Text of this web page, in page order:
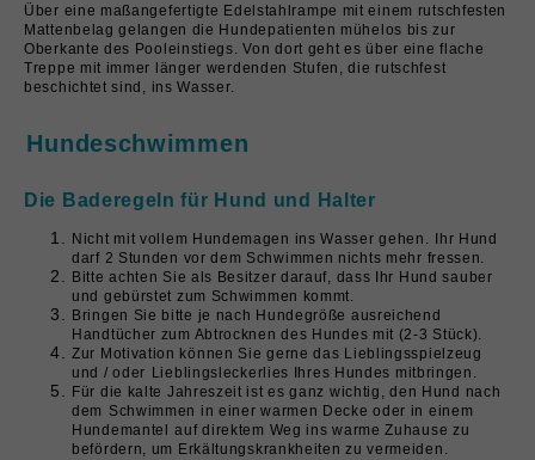
Über eine maßangefertigte Edelstahlrampe mit einem rutschfesten
Mattenbelag gelangen die Hundepatienten mühelos bis zur
Oberkante des Pooleinstiegs.Von dort geht es über eine flache
Treppe mit immer länger werdenden Stufen, die rutschfest
beschichtet sind, ins Wasser.
Hundeschwimmen
Die Baderegeln für Hund und Halter
Nicht mit vollem Hundemagen ins Wasser gehen.
Ihr Hund
darf 2 Stunden vor dem Schwimmen nichts mehr fressen.
Bitte achten Sie als Besitzer darauf, dass Ihr Hund sauber
und gebürstet zum Schwimmen kommt.
Bringen Sie bitte je nach Hundegröße ausreichend
Handtücher zum Abtrocknen des Hundes mit (2-3 Stück).
Zur Motivation können Sie gerne das Lieblingsspielzeug
und / oder Lieblingsleckerlies Ihres Hundes mitbringen.
Für die kalte Jahreszeit ist es ganz wichtig, den Hund nach
dem Schwimmen in einer warmen Decke oder in einem
Hundemantel
auf direktem Weg ins warme Zuhause zu
befördern, um Erkältungskrankheiten zu vermeiden.